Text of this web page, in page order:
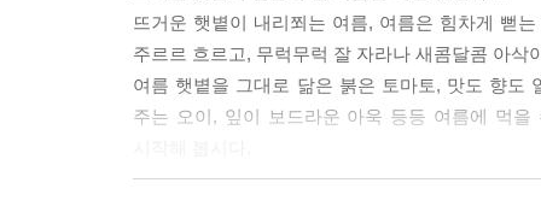
---본문 중에서
뜨거운 햇볕이 내리쬐는 여름, 여름은 힘차게 뻗
주르르 흐르고, 무럭무럭 잘 자라나 새콤달콤 아삭
여름 햇볕을 그대로 닮은 붉은 토마토, 맛도 향도
주는 오이, 잎이 보드라운 아욱 등등 여름에 먹